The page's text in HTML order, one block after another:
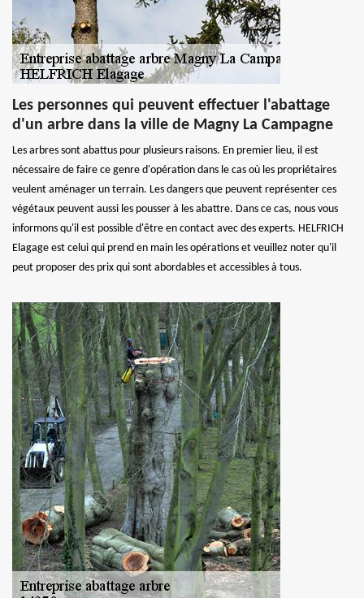
Les personnes qui peuvent effectuer l'abattage
d'un arbre dans la ville de Magny La Campagne
Les arbres sont abattus pour plusieurs raisons. En premier lieu, il est
nécessaire de faire ce genre d'opération dans le cas où les propriétaires
veulent aménager un terrain. Les dangers que peuvent représenter ces
végétaux peuvent aussi les pousser à les abattre. Dans ce cas, nous vous
informons qu'il est possible d'être en contact avec des experts. HELFRICH
Elagage est celui qui prend en main les opérations et veuillez noter qu'il
peut proposer des prix qui sont abordables et accessibles à tous.